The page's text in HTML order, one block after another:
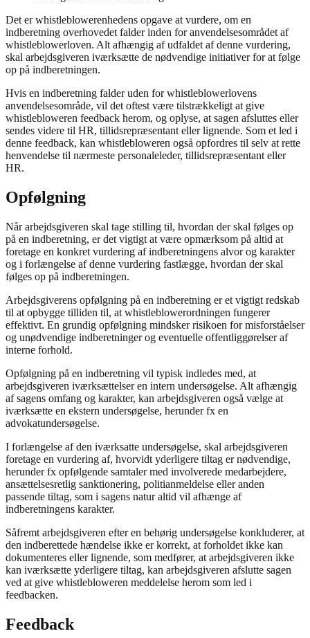
Det er whistleblowerenhedens opgave at vurdere, om en
indberetning overhovedet falder inden for anvendelsesområdet af
whistleblowerloven. Alt afhængig af udfaldet af denne vurdering,
skal arbejdsgiveren iværksætte de nødvendige initiativer for at følge
op på indberetningen.
Hvis en indberetning falder uden for whistleblowerlovens
anvendelsesområde, vil det oftest være tilstrækkeligt at give
whistlebloweren feedback herom, og oplyse, at sagen afsluttes eller
sendes videre til HR, tillidsrepræsentant eller lignende. Som et led i
denne feedback, kan whistlebloweren også opfordres til selv at rette
henvendelse til nærmeste personaleleder, tillidsrepræsentant eller
HR.
Opfølgning
Når arbejdsgiveren skal tage stilling til, hvordan der skal følges op
på en indberetning, er det vigtigt at være opmærksom på altid at
foretage en konkret vurdering af indberetningens alvor og karakter
og i forlængelse af denne vurdering fastlægge, hvordan der skal
følges op på indberetningen.
Arbejdsgiverens opfølgning på en indberetning er et vigtigt redskab
til at opbygge tilliden til, at whistleblowerordningen fungerer
effektivt. En grundig opfølgning mindsker risikoen for misforståelser
og unødvendige indberetninger og eventuelle offentliggørelser af
interne forhold.
Opfølgning på en indberetning vil typisk indledes med, at
arbejdsgiveren iværksættelser en intern undersøgelse. Alt afhængig
af sagens omfang og karakter, kan arbejdsgiveren også vælge at
iværksætte en ekstern undersøgelse, herunder fx en
advokatundersøgelse.
I forlængelse af den iværksatte undersøgelse, skal arbejdsgiveren
foretage en vurdering af, hvorvidt yderligere tiltag er nødvendige,
herunder fx opfølgende samtaler med involverede medarbejdere,
ansættelsesretlig sanktionering, politianmeldelse eller anden
passende tiltag, som i sagens natur altid vil afhænge af
indberetningens karakter.
Såfremt arbejdsgiveren efter en behørig undersøgelse konkluderer, at
den indberettede hændelse ikke er korrekt, at forholdet ikke kan
dokumenteres eller lignende, som medfører, at arbejdsgiveren ikke
kan iværksætte yderligere tiltag, kan arbejdsgiveren afslutte sagen
ved at give whistlebloweren meddelelse herom som led i
feedbacken.
Feedback